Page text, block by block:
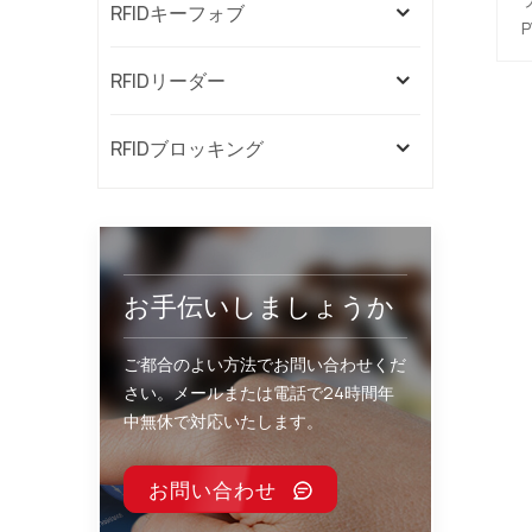
RFIDキーフォブ
RFIDリーダー
RFIDブロッキング
お手伝いしましょうか
ご都合のよい方法でお問い合わせくだ
さい。メールまたは電話で24時間年
中無休で対応いたします。
お問い合わせ